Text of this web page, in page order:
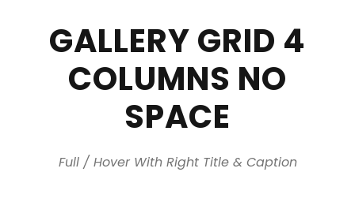
GALLERY GRID 4
COLUMNS NO
SPACE
Full / Hover With Right Title & Caption